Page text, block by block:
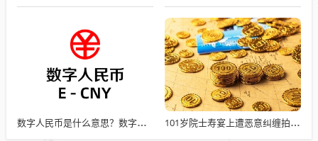
数字人民币是什么意思？数字人民币本质：国家信用的数字化形态 101岁院士寿宴上遭恶意纠缠拍摄，5 人伪造身份蹭权威，朋友圈置顶露马脚